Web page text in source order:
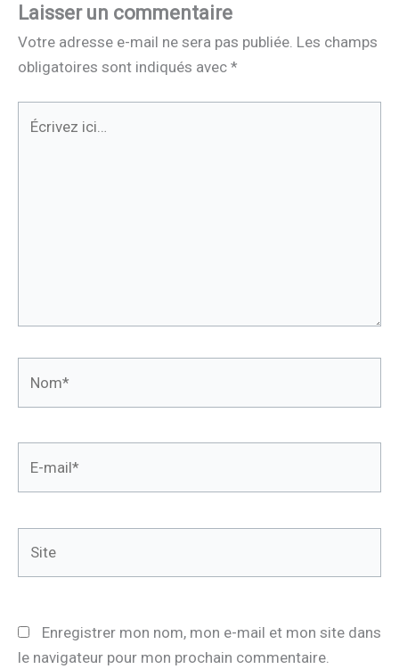
Laisser un commentaire
Votre adresse e-mail ne sera pas publiée. Les champs
obligatoires sont indiqués avec *
Enregistrer mon nom, mon e-mail et mon site dans
le navigateur pour mon prochain commentaire.